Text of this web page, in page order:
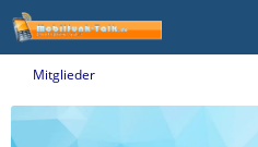
Mitglieder